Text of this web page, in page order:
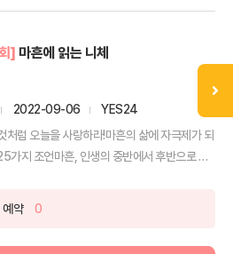
] 마흔에 읽는 니체
2022-09-06
YES24
처럼 오늘을 사랑하라!마흔의 삶에 자극제가 되
가지 조언마흔, 인생의 중반에서 후반으로 넘
예약 0